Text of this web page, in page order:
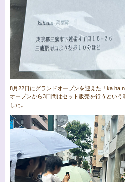
8月22日にグランドオープンを迎えた「ka ha
オープンから3日間はセット販売を行うとい
した。